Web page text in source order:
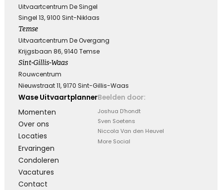
Uitvaartcentrum De Singel
Singel 13, 9100 Sint-Niklaas
Temse
Uitvaartcentrum De Overgang
Krijgsbaan 86, 9140 Temse
Sint-Gillis-Waas
Rouwcentrum
Nieuwstraat 11, 9170 Sint-Gillis-Waas
Wase Uitvaartplanner
Momenten
Over ons
Locaties
Ervaringen
Condoleren
Vacatures
Contact
Beelden door:
Joshua D'hondt
Sven Soetens
Niccola Van den Heuvel
More Social